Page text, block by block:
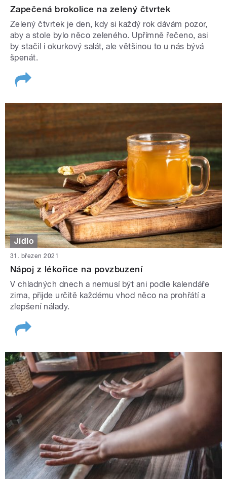
Zapečená brokolice na zelený čtvrtek
Zelený čtvrtek je den, kdy si každý rok dávám pozor,
aby a stole bylo něco zeleného. Upřímně řečeno, asi
by stačil i okurkový salát, ale většinou to u nás bývá
špenát.
Jídlo
31. březen 2021
Nápoj z lékořice na povzbuzení
V chladných dnech a nemusí být ani podle kalendáře
zima, přijde určitě každému vhod něco na prohřátí a
zlepšení nálady.